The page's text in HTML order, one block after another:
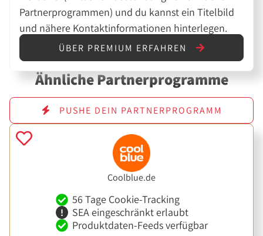
Partnerprogrammen) und du kannst ein Titelbild
und nähere Kontaktinformationen hinterlegen.
ÜBER PREMIUM ERFAHREN
Ähnliche Partnerprogramme
PUSHE DEIN PARTNERPROGRAMM
Coolblue.de
56 Tage Cookie-Tracking
SEA eingeschränkt erlaubt
Produktdaten-Feeds verfügbar